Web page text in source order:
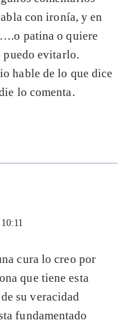
con ironía, y en
patina o quiere
puedo evitarlo.
hable de lo que dice
lo comenta.
cura lo creo por
que tiene esta
su veracidad
fundamentado